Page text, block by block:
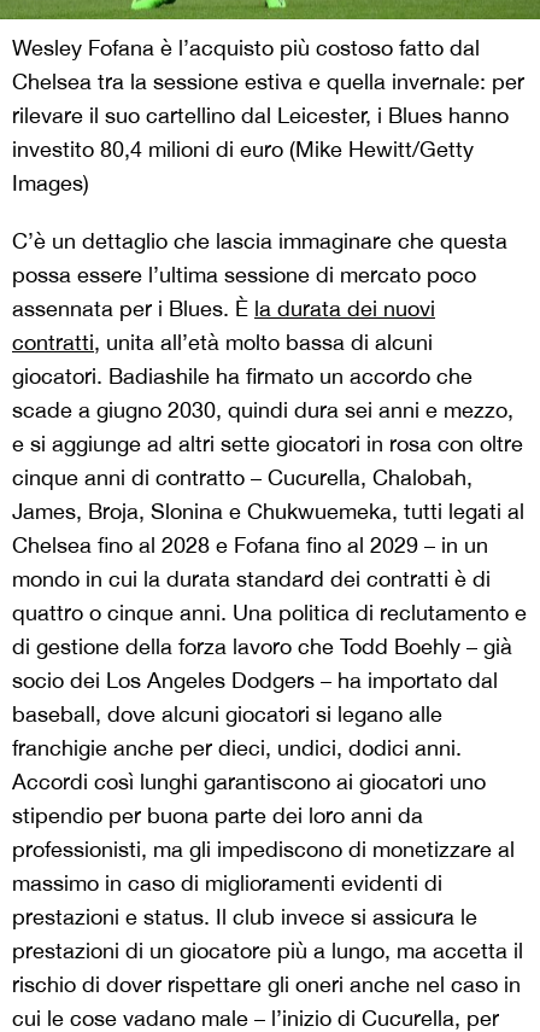
Wesley Fofana è l’acquisto più costoso fatto dal
Chelsea tra la sessione estiva e quella invernale: per
rilevare il suo cartellino dal Leicester, i Blues hanno
investito 80,4 milioni di euro (Mike Hewitt/Getty
Images)
C’è un dettaglio che lascia immaginare che questa
possa essere l’ultima sessione di mercato poco
assennata per i Blues. È la durata dei nuovi
contratti, unita all’età molto bassa di alcuni
giocatori. Badiashile ha firmato un accordo che
scade a giugno 2030, quindi dura sei anni e mezzo,
e si aggiunge ad altri sette giocatori in rosa con oltre
cinque anni di contratto – Cucurella, Chalobah,
James, Broja, Slonina e Chukwuemeka, tutti legati al
Chelsea fino al 2028 e Fofana fino al 2029 – in un
mondo in cui la durata standard dei contratti è di
quattro o cinque anni. Una politica di reclutamento e
di gestione della forza lavoro che Todd Boehly – già
socio dei Los Angeles Dodgers – ha importato dal
baseball, dove alcuni giocatori si legano alle
franchigie anche per dieci, undici, dodici anni.
Accordi così lunghi garantiscono ai giocatori uno
stipendio per buona parte dei loro anni da
professionisti, ma gli impediscono di monetizzare al
massimo in caso di miglioramenti evidenti di
prestazioni e status. Il club invece si assicura le
prestazioni di un giocatore più a lungo, ma accetta il
rischio di dover rispettare gli oneri anche nel caso in
cui le cose vadano male – l’inizio di Cucurella, per